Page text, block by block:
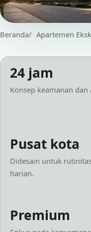
Beranda Apartemen
24 jam
Konsep keamanan
Pusat kota
Didesain untuk
harian.
Premium